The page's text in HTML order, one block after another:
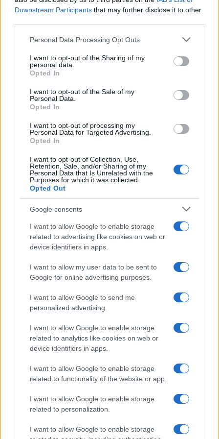
Downstream Participants that may further disclose it to other
Please note that this website/app uses one or more Google
not limited to your visit or usage behaviour. You may click to
grant or deny consent to Google and its third-party tags to
use your data for below specified purposes in below Google
consent section.
Personal Data Processing Opt Outs
I want to opt-out of the Sharing of my
personal data.
Opted In
I want to opt-out of the Sale of my
Personal Data.
Opted In
I want to opt-out of processing my
Personal Data for Targeted Advertising.
Opted In
I want to opt-out of Collection, Use,
Retention, Sale, and/or Sharing of my
Personal Data that Is Unrelated with the
Purposes for which it was collected.
Opted Out
Google consents
I want to allow Google to enable storage
related to advertising like cookies on web or
device identifiers in apps.
I want to allow my user data to be sent to
Google for online advertising purposes.
I want to allow Google to send me
personalized advertising.
I want to allow Google to enable storage
related to analytics like cookies on web or
device identifiers in apps.
I want to allow Google to enable storage
related to functionality of the website or app.
I want to allow Google to enable storage
related to personalization.
I want to allow Google to enable storage
– magyarázta Bernstein ügyvédje, Jürgen
Illing.
„Aktivisták” az egyetemen
A Goethe Egyetemen, sok egyetemhez
hasonlóan, megszaporodtak a palesztinbarát
tüntetések 2023. október 7-e óta.
A múlt hónapban az egyetem törölte a
„Beszélgetés Palesztina elhallgattatásáról,
annak episztemológiai és politikai
kihívásairól” című előadást – arra hivatkozva,
hogy a szervezők nem azonosították
magukat megfelelően.
Az egyetem azt állította, hogy bár a
szervezők a 2024-es őszi szemesztertől
hirdették az eseményt, névtelenek maradtak,
és csak órákkal azelőtt léptek kapcsolatba
az egyetemmel a teremfoglalással
kapcsolatban, hogy az egyetem a téli
szünetre felfüggesztette volna működését.
Az egyetem az egyetemen működő
palesztinbarát csoportokkal való korábbi
interakciók során azt követelte, hogy